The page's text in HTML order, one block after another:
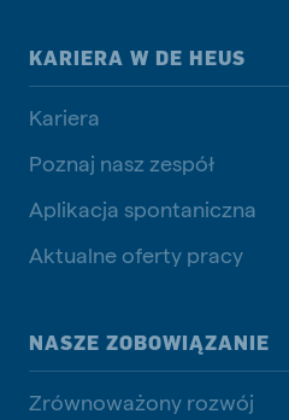
KARIERA W DE HEUS
Kariera
Poznaj nasz zespół
Aplikacja spontaniczna
Aktualne oferty pracy
NASZE ZOBOWIĄZANIE
Zrównoważony rozwój